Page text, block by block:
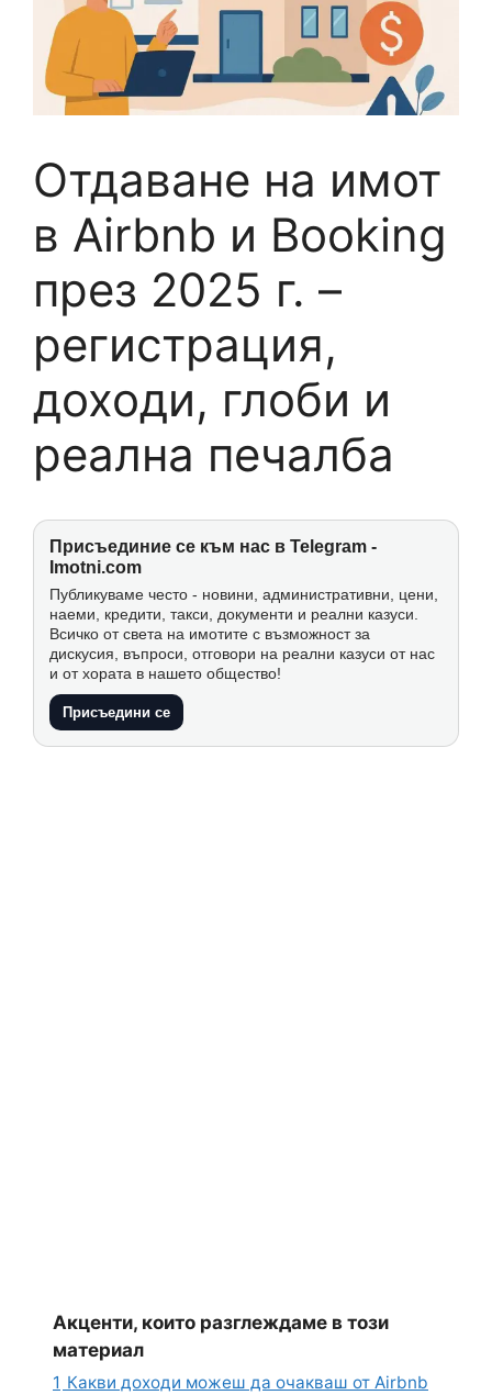
Отдаване на имот
в Airbnb и Booking
през 2025 г. –
регистрация,
доходи, глоби и
реална печалба
Присъединие се към нас в Telegram -
Imotni.com
Публикуваме често - новини, административни, цени,
наеми, кредити, такси, документи и реални казуси.
Всичко от света на имотите с възможност за
дискусия, въпроси, отговори на реални казуси от нас
и от хората в нашето общество!
Присъедини се
Акценти, които разглеждаме в този
материал
1 Какви доходи можеш да очакваш от Airbnb